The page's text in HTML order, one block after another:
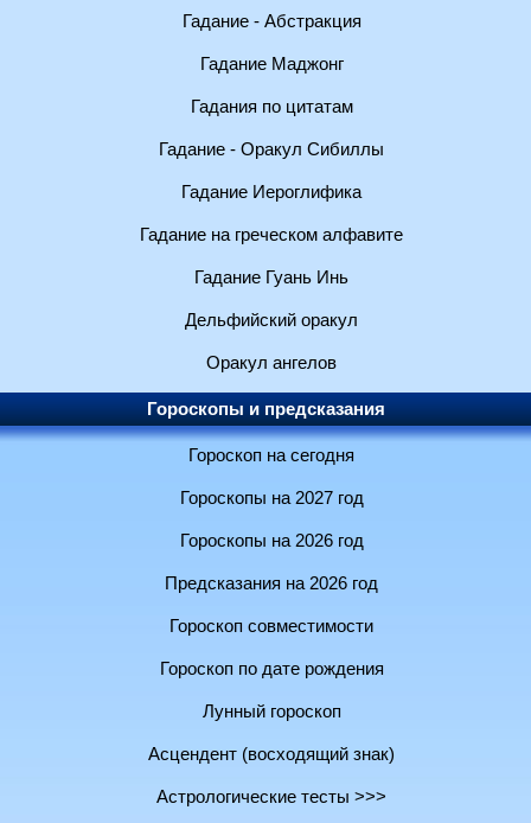
Гадание - Абстракция
Гадание Маджонг
Гадания по цитатам
Гадание - Оракул Сибиллы
Гадание Иероглифика
Гадание на греческом алфавите
Гадание Гуань Инь
Дельфийский оракул
Оракул ангелов
Гороскопы и предсказания
Гороскоп на сегодня
Гороскопы на 2027 год
Гороскопы на 2026 год
Предсказания на 2026 год
Гороскоп совместимости
Гороскоп по дате рождения
Лунный гороскоп
Асцендент (восходящий знак)
Астрологические тесты >>>